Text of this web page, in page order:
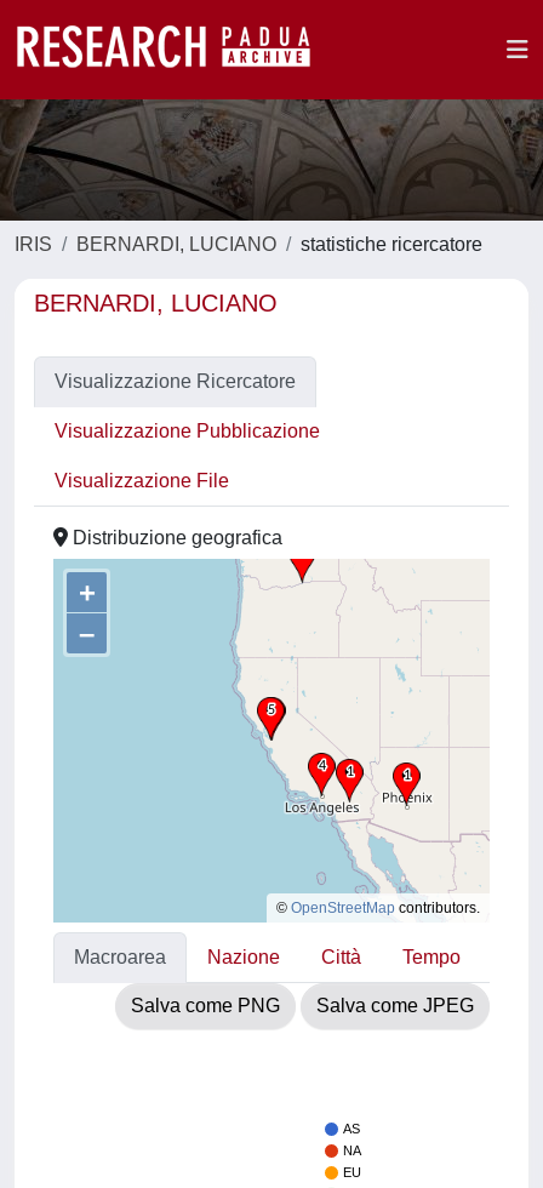
IRIS BERNARDI, LUCIANO statistiche ricercatore
BERNARDI, LUCIANO
Visualizzazione Ricercatore
Visualizzazione Pubblicazione
Visualizzazione File
Distribuzione geografica
+
–
© OpenStreetMap contributors.
Macroarea Nazione Città Tempo
Salva come PNG Salva come JPEG
AS
NA
EU